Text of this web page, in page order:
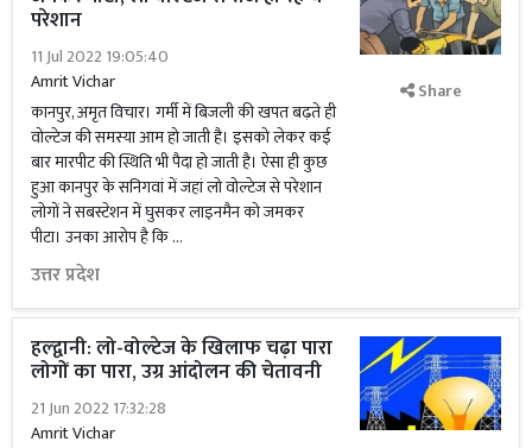
परेशान
11 Jul 2022 19:05:40
Amrit Vichar
कानपुर, अमृत विचार। गर्मी में बिजली की खपत बढ़ते ही
वोल्टेज की समस्या आम हो जाती है। इसको लेकर कई
बार मारपीट की स्थिति भी पैदा हो जाती है। ऐसा ही कुछ
हुआ कानपुर के सनिगवां में जहां लो वोल्टेज से परेशान
लोगों ने सबस्टेशन में घुसकर लाइनमैन को जमकर
पीटा। उनका आरोप है कि …
उत्तर प्रदेश
Share
हल्द्वानी: लो-वोल्टेज के खिलाफ चढ़ा पारा
लोगों का पारा, उग्र आंदोलन की चेतावनी
21 Jun 2022 17:32:28
Amrit Vichar